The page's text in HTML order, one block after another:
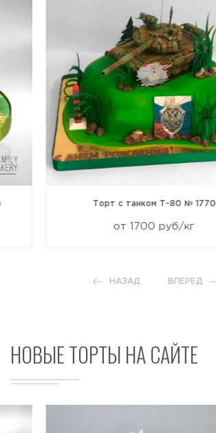
Торт с танком Т-80 № 1770
от 1700 руб/кг
НАЗАД ВПЕРЕД
НОВЫЕ ТОРТЫ НА САЙТЕ